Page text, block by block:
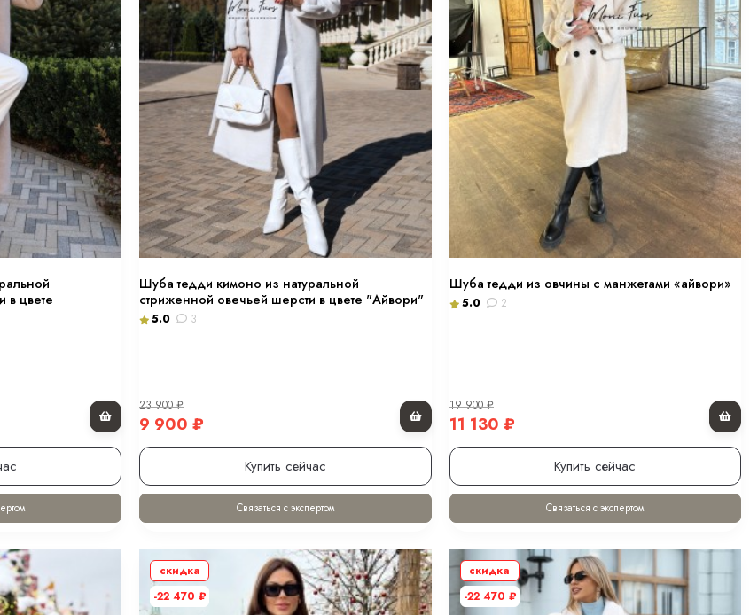
в цвете
Шуба тедди кимоно из натуральной
стриженной овечьей шерсти в цвете "Айвори"
5.0 3
23 900₽
9 900₽
Купить сейчас
Связаться с экспертом
Шуба тедди из овчины с манжетами «айвори»
5.0 2
19 900₽
11 130 ₽
Купить сейчас
Связаться с экспертом
скидка
-22 470₽
скидка
-22 470 ₽